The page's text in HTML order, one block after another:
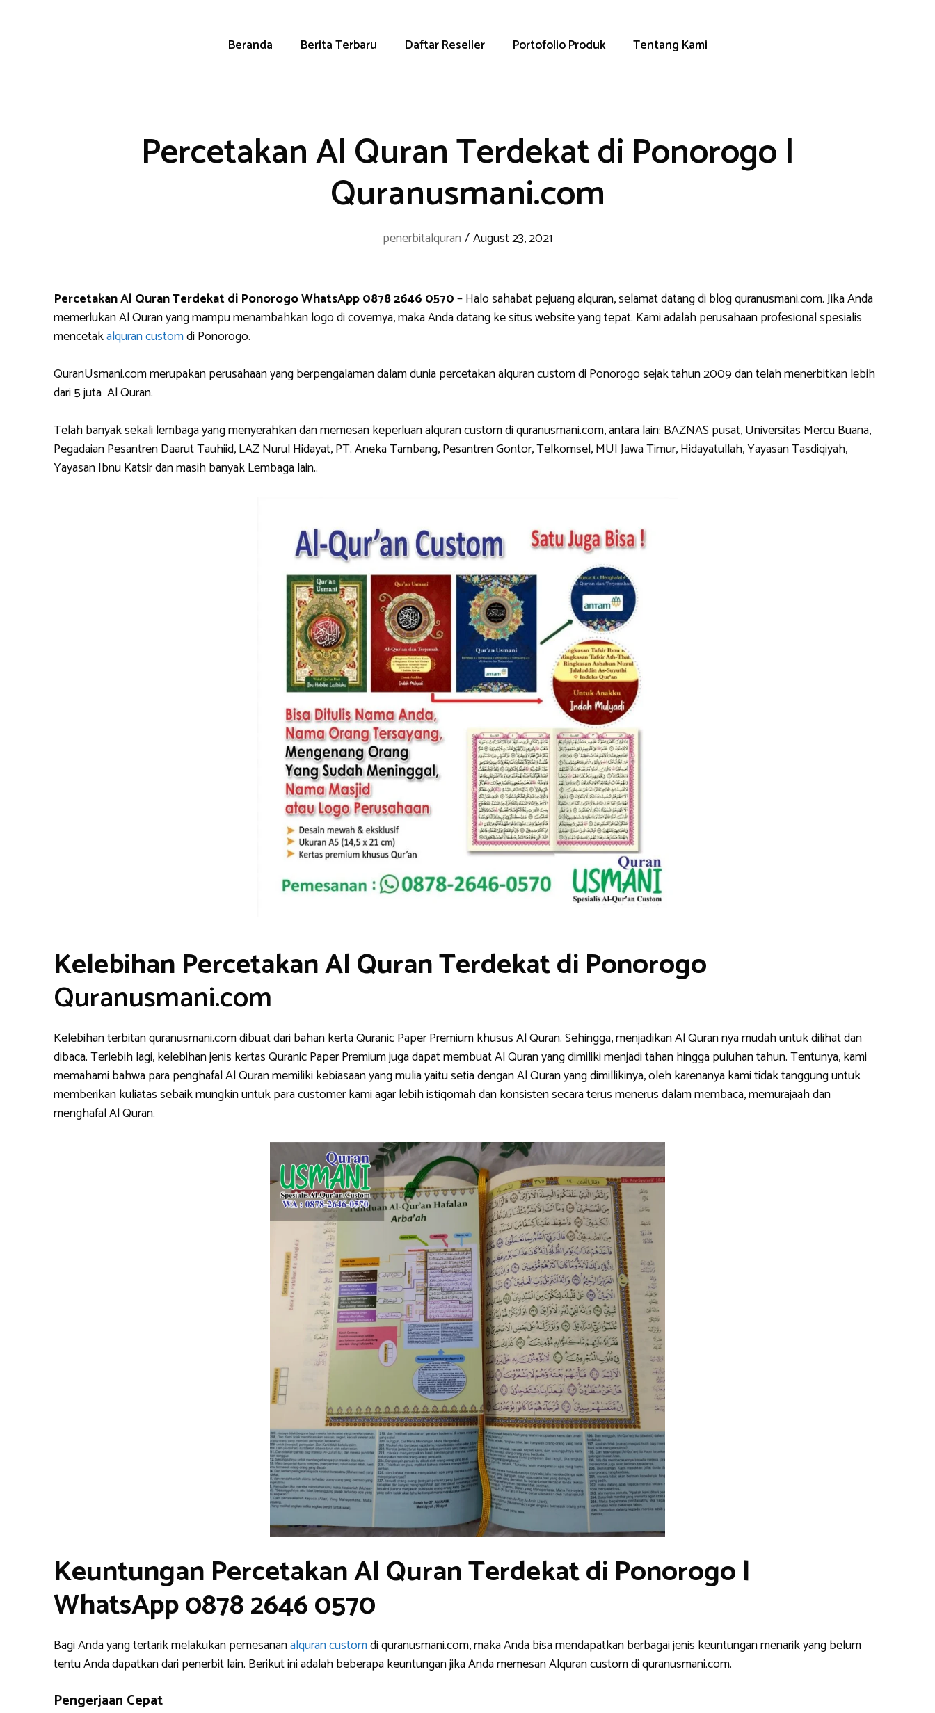
Beranda Berita Terbaru Daftar Reseller Portofolio Produk Tentang Kami
Percetakan Al Quran Terdekat di Ponorogo |
Quranusmani.com
penerbitalquran /August 23, 2021
Percetakan Al Quran Terdekat di Ponorogo WhatsApp 0878 2646 0570– Halo sahabat pejuang alquran, selamat datang di blog quranusmani.com. Jika Anda
memerlukan Al Quran yang mampu menambahkan logo di covernya, maka Anda datang ke situs website yang tepat. Kami adalah perusahaan profesional spesialis
mencetakalquran customdi Ponorogo.
QuranUsmani.com merupakan perusahaan yang berpengalaman dalam dunia percetakan alquran custom di Ponorogo sejak tahun 2009 dan telah menerbitkan lebih
dari 5 juta Al Quran.
Telah banyak sekali lembaga yang menyerahkan dan memesan keperluan alquran custom di quranusmani.com, antara lain: BAZNAS pusat, Universitas Mercu Buana,
Pegadaian Pesantren Daarut Tauhiid, LAZ Nurul Hidayat, PT. Aneka Tambang, Pesantren Gontor, Telkomsel, MUI Jawa Timur, Hidayatullah, Yayasan Tasdiqiyah,
Yayasan Ibnu Katsir dan masih banyak Lembaga lain..
Kelebihan Percetakan Al Quran Terdekat di Ponorogo
Quranusmani.com
Kelebihan terbitan quranusmani.com dibuat dari bahan kerta Quranic Paper Premium khusus Al Quran. Sehingga, menjadikan Al Quran nya mudah untuk dilihat dan
dibaca. Terlebih lagi, kelebihan jenis kertas Quranic Paper Premium juga dapat membuat Al Quran yang dimiliki menjadi tahan hingga puluhan tahun. Tentunya, kami
memahami bahwa para penghafal Al Quran memiliki kebiasaan yang mulia yaitu setia dengan Al Quran yang dimillikinya, oleh karenanya kami tidak tanggung untuk
memberikan kuliatas sebaik mungkin untuk para customer kami agar lebih istiqomah dan konsisten secara terus menerus dalam membaca, memurajaah dan
menghafal Al Quran.
Keuntungan Percetakan Al Quran Terdekat di Ponorogo |
WhatsApp 0878 2646 0570
Bagi Anda yang tertarik melakukan pemesananalquran customdi quranusmani.com, maka Anda bisa mendapatkan berbagai jenis keuntungan menarik yang belum
tentu Anda dapatkan dari penerbit lain. Berikut ini adalah beberapa keuntungan jika Anda memesan Alquran custom di quranusmani.com.
Pengerjaan Cepat